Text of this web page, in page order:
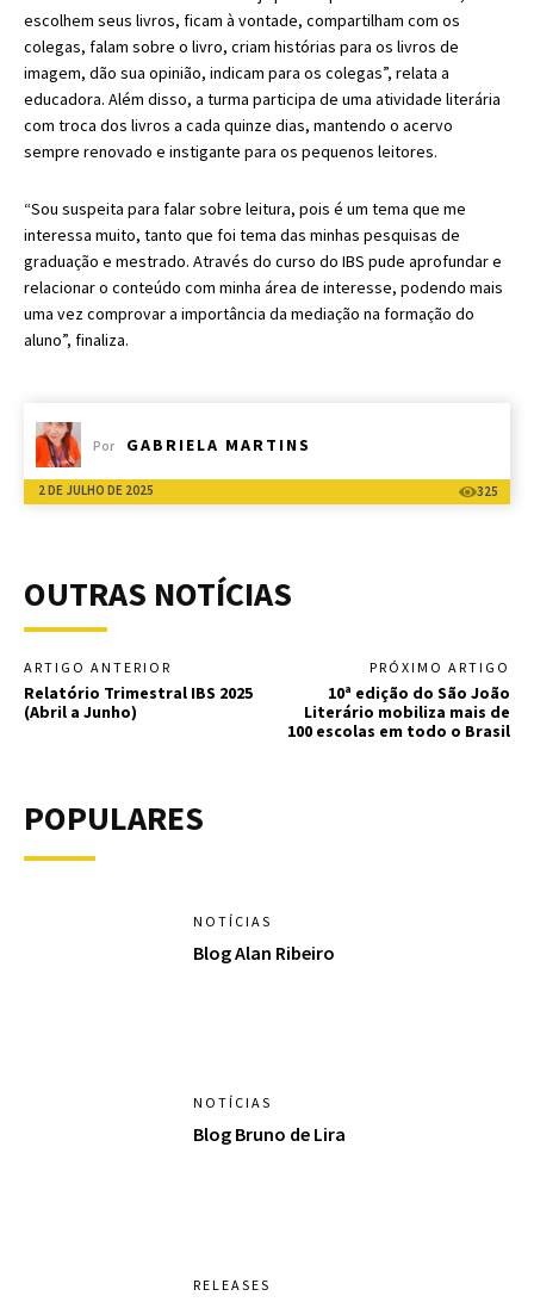
escolhem seus livros, ficam à vontade, compartilham com os
colegas, falam sobre o livro, criam histórias para os livros de
imagem, dão sua opinião, indicam para os colegas”, relata a
educadora. Além disso, a turma participa de uma atividade literária
com troca dos livros a cada quinze dias, mantendo o acervo
sempre renovado e instigante para os pequenos leitores.
“Sou suspeita para falar sobre leitura, pois é um tema que me
interessa muito, tanto que foi tema das minhas pesquisas de
graduação e mestrado. Através do curso do IBS pude aprofundar e
relacionar o conteúdo com minha área de interesse, podendo mais
uma vez comprovar a importância da mediação na formação do
aluno”, finaliza.
Por GABRIELA MARTINS
2 DE JULHO DE 2025 325
OUTRAS NOTÍCIAS
ARTIGO ANTERIOR
Relatório Trimestral IBS 2025
(Abril a Junho)
PRÓXIMO ARTIGO
10ª edição do São João
Literário mobiliza mais de
100 escolas em todo o Brasil
POPULARES
NOTÍCIAS
Blog Alan Ribeiro
NOTÍCIAS
Blog Bruno de Lira
RELEASES